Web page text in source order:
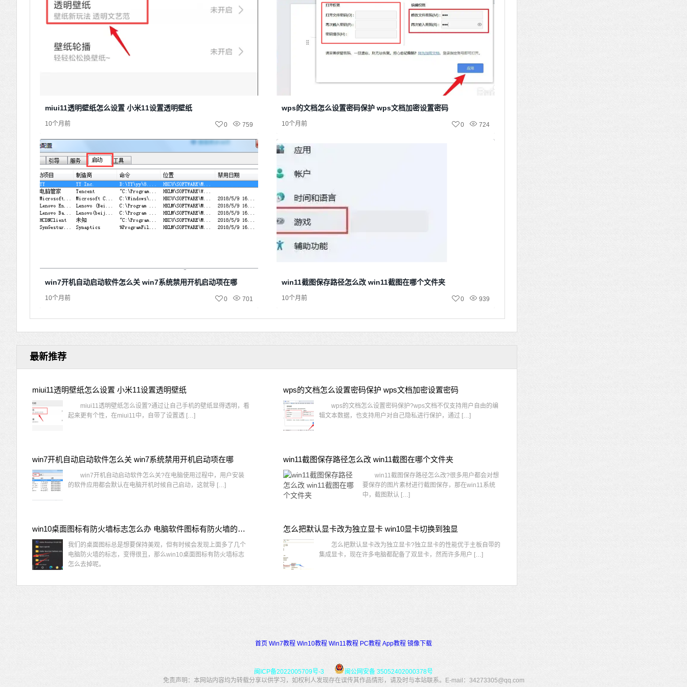
miui11透明壁纸怎么设置 小米11设置透明壁纸
10个月前 759
0
wps的文档怎么设置密码保护 wps文档加密设置密码
10个月前 724
0
win7开机自动启动软件怎么关 win7系统禁用开机启动项在哪
10个月前 701
0
win11截图保存路径怎么改 win11截图在哪个文件夹
10个月前 939
0
最新推荐
miui11透明壁纸怎么设置 小米11设置透明壁纸
miui11透明壁纸怎么设置?通过让自己手机的壁纸显得透明，看
起来更有个性，在miui11中，自带了设置透 […]
wps的文档怎么设置密码保护 wps文档加密设置密码
wps的文档怎么设置密码保护?wps文档不仅支持用户自由的编
辑文本数据，也支持用户对自己隐私进行保护，通过 […]
win7开机自动启动软件怎么关 win7系统禁用开机启动项在哪
win7开机自动启动软件怎么关?在电脑使用过程中，用户安装
的软件应用都会默认在电脑开机时候自己启动，这就导 […]
win11截图保存路径怎么改 win11截图在哪个文件夹
win11截图保存路径怎么改?很多用户都会对想
要保存的图片素材进行截图保存，那在win11系统
中，截图默认 […]
win10桌面图标有防火墙标志怎么办 电脑软件图标有防火墙的小图标怎么去掉
我们的桌面图标总是想要保持美观，但有时候会发现上面多了几个
电脑防火墙的标志，变得很丑，那么win10桌面图标有防火墙标志
怎么去掉呢。
怎么把默认显卡改为独立显卡 win10显卡切换到独显
怎么把默认显卡改为独立显卡?独立显卡的性能优于主板自带的
集成显卡，现在许多电脑都配备了双显卡，然而许多用户 […]
首页 Win7教程 Win10教程 Win11教程 PC教程 App教程 镜像下载
闽ICP备2022005709号-3
闽公网安备 35052402000378号
免责声明：本网站内容均为转载分享以供学习，如权利人发现存在误传其作品情形，请及时与本站联系。E-mail：34273305@qq.com